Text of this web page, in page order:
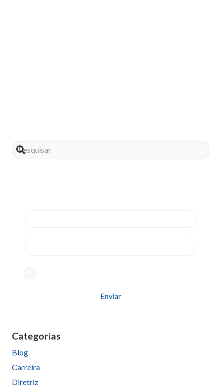
field
empty.
Categorias
Blog
Carreira
Diretriz